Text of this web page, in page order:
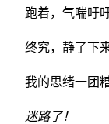
跑着，气喘吁
终究，静了下来
我的思绪一团糟
迷路了！